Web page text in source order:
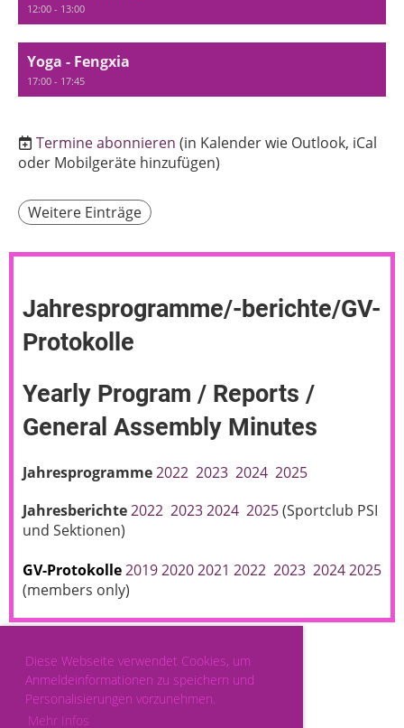
Diese Webseite verwendet Cookies, um
Anmeldeinformationen zu speichern und
Personalisierungen vorzunehmen.
Mehr Infos
12:00 - 13:00
Yoga - Fengxia
17:00 - 17:45
Termine abonnieren (in Kalender wie Outlook, iCal
oder Mobilgeräte hinzufügen)
Weitere Einträge
Jahresprogramme/-berichte/GV-
Protokolle
Yearly Program / Reports /
General Assembly Minutes
Jahresprogramme2022 2023 2024 2025
Jahresberichte2022 20232024 2025(Sportclub PSI
und Sektionen)
GV-Protokolle201920202021 2022 2023 20242025
(members only)